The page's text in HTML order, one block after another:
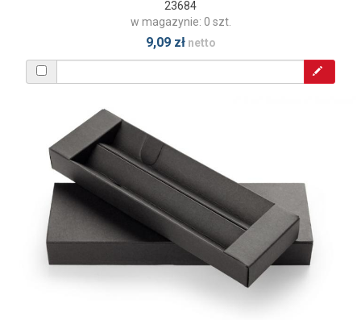
23684
w magazynie: 0 szt.
9,09 złnetto